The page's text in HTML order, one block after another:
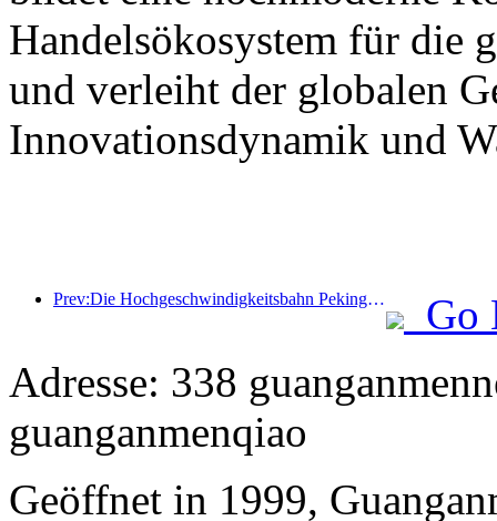
Handelsökosystem für die
und verleiht der globalen
Innovationsdynamik und
Prev:Die Hochgeschwindigkeitsbahn Peking-Shanghai und das China Railway Economics Institute haben eine strategische Kooperation vereinbart, um gemeinsam die qualitativ hochwertige Entwicklung der Hochgeschwindigkeitsbahn voranzutreiben.
Go
Adresse: 338
guanganmenqiao
Geöffnet in 1999,